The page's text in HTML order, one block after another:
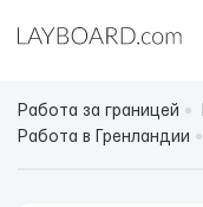
Работа за границей
Работа в Гренландии